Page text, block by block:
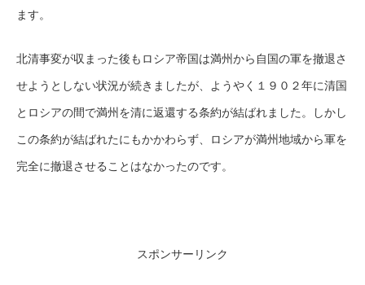
ます。
北清事変が収まった後もロシア帝国は満州から自国の軍を撤退さ
せようとしない状況が続きましたが、ようやく１９０２年に清国
とロシアの間で満州を清に返還する条約が結ばれました。しかし
この条約が結ばれたにもかかわらず、ロシアが満州地域から軍を
完全に撤退させることはなかったのです。
スポンサーリンク